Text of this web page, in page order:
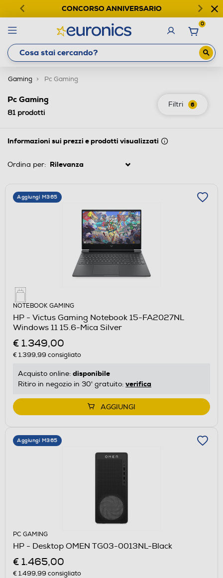
CONCORSO ANNIVERSARIO
0
Gaming Pc Gaming
Filtri 6
Pc Gaming
81prodotti
Informazioni sui prezzi e prodotti visualizzati
Ordina per:
Aggiungi M365
NOTEBOOK GAMING
HP - Victus Gaming Notebook 15-FA2027NL
Windows 11 15.6-Mica Silver
€ 1.349,00
€ 1.399,99 consigliato
Acquisto online: disponibile
Ritiro in negozio in 30' gratuito: verifica
AGGIUNGI
Aggiungi M365
PC GAMING
HP - Desktop OMEN TG03-0013NL-Black
€ 1.465,00
€ 1.499,99 consigliato